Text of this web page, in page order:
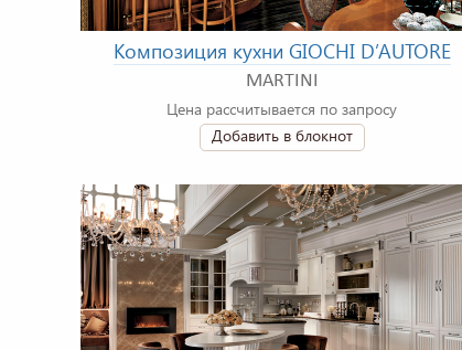
Композиция кухни GIOCHI D’AUTORE
MARTINI
Цена рассчитывается по запросу
Добавить в блокнот